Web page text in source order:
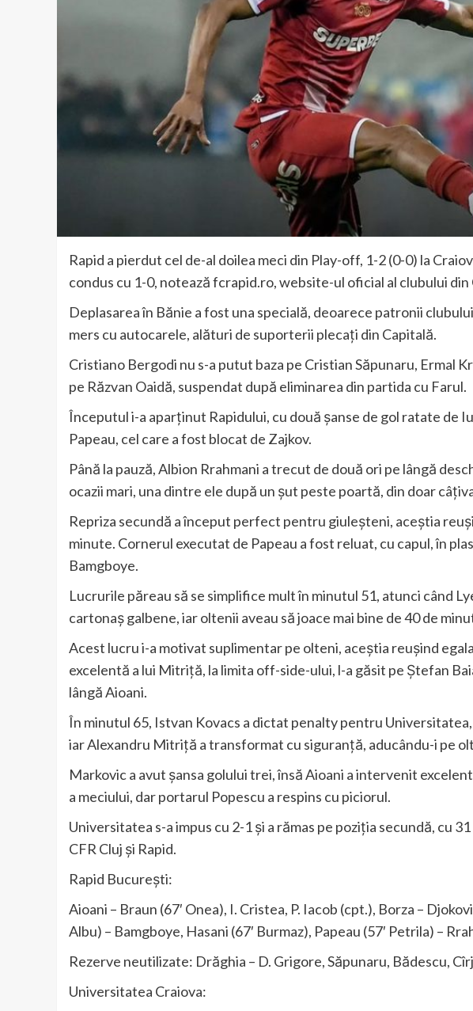
Rapid a pierdut cel de-al doilea meci din Play-off, 1-2 (0-0) la
condus cu 1-0, notează fcrapid.ro, website-ul oficial al clubului din
Deplasarea în Bănie a fost una specială, deoarece patronii
mers cu autocarele, alături de suporterii plecați din Capitală.
Cristiano Bergodi nu s-a putut baza pe Cristian Săpunaru, Ermal
pe Răzvan Oaidă, suspendat după eliminarea din partida cu Farul.
Începutul i-a aparținut Rapidului, cu două șanse de gol ratate de
Papeau, cel care a fost blocat de Zajkov.
Până la pauză, Albion Rrahmani a trecut de două ori pe lângă
ocazii mari, una dintre ele după un șut peste poartă, din doar
Repriza secundă a început perfect pentru giuleșteni, aceștia
minute. Cornerul executat de Papeau a fost reluat, cu capul, în
Bamgboye.
Lucrurile păreau să se simplifice mult în minutul 51, atunci când
cartonaș galbene, iar oltenii aveau să joace mai bine de 40 de
Acest lucru i-a motivat suplimentar pe olteni, aceștia reușind
excelentă a lui Mitriță, la limita off-side-ului, l-a găsit pe Ștefan
lângă Aioani.
În minutul 65, Istvan Kovacs a dictat penalty pentru
iar Alexandru Mitriță a transformat cu siguranță, aducându-i pe
Markovic a avut șansa golului trei, însă Aioani a intervenit
a meciului, dar portarul Popescu a respins cu piciorul.
Universitatea s-a impus cu 2-1 și a rămas pe poziția secundă, cu
CFR Cluj și Rapid.
Rapid București:
Aioani – Braun (67′ Onea), I. Cristea, P. Iacob (cpt.), Borza –
Albu) – Bamgboye, Hasani (67′ Burmaz), Papeau (57′ Petrila) –
Rezerve neutilizate: Drăghia – D. Grigore, Săpunaru, Bădescu,
Universitatea Craiova: